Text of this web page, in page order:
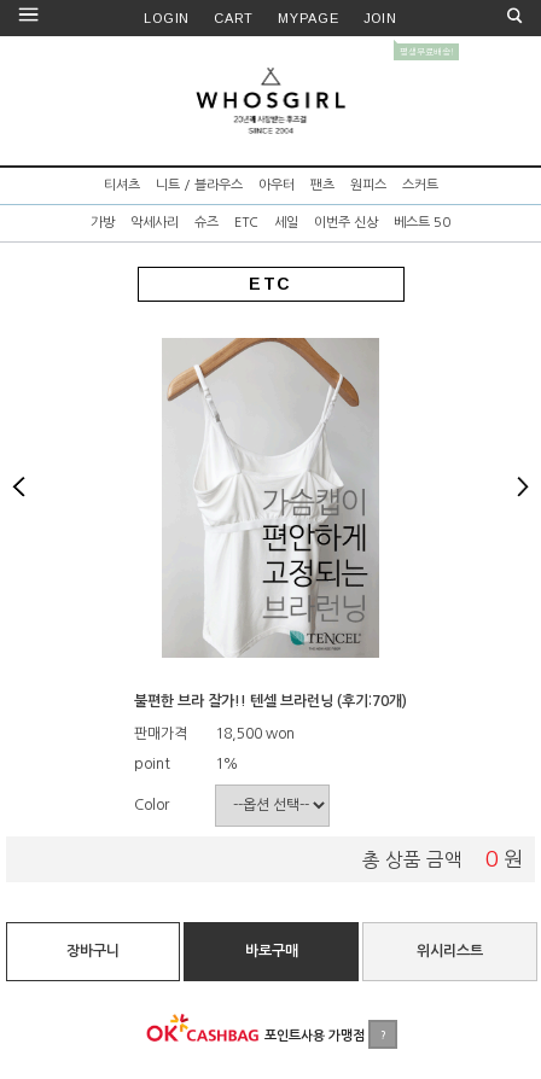
LOGIN CART MYPAGE JOIN
티셔츠 니트 / 블라우스 아우터 팬츠 원피스 스커트
가방 악세사리 슈즈 ETC 세일 이번주 신상 베스트 50
ETC
불편한 브라 잘가!! 텐셀 브라런닝 (후기:70개)
판매가격 18,500won
point 1%
Color
총 상품 금액 0 원
장바구니 바로구매 위시리스트
포인트사용 가맹점 ?